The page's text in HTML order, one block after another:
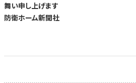
舞い申し上げます
防衛ホーム新聞社